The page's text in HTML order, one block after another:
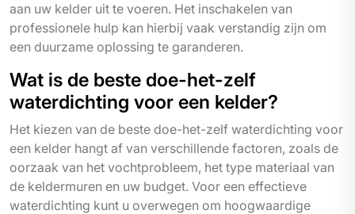
aan uw kelder uit te voeren. Het inschakelen van
professionele hulp kan hierbij vaak verstandig zijn om
een duurzame oplossing te garanderen.
Wat is de beste doe-het-zelf
waterdichting voor een kelder?
Het kiezen van de beste doe-het-zelf waterdichting voor
een kelder hangt af van verschillende factoren, zoals de
oorzaak van het vochtprobleem, het type materiaal van
de keldermuren en uw budget. Voor een effectieve
waterdichting kunt u overwegen om hoogwaardige